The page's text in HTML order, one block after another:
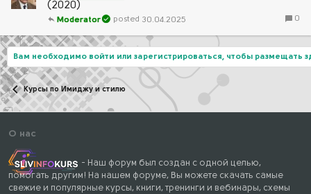
(2020)
0
30.04.2025
Moderator
Вам необходимо войти или зарегистрироваться, чтобы размещать
Курсы по Имиджу и стилю
О нас
- Наш форум был создан с одной целью,
помогать другим! На нашем форуме, Вы можете скачать самые
свежие и популярные курсы, книги, тренинги и вебинары, схемы